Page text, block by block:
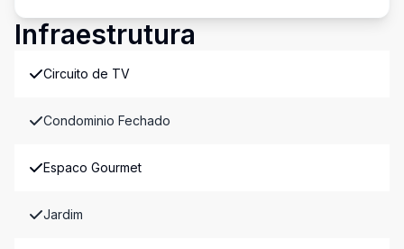
Infraestrutura
Circuito de TV
Condominio Fechado
Espaco Gourmet
Jardim